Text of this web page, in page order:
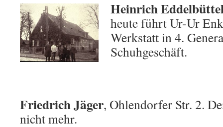
Heinrich
heute führt Ur-Ur
Werkstatt in 4.
Schuhgeschäft.
Friedrich Jäger, Ohlendorfer Str. 2.
nicht mehr.